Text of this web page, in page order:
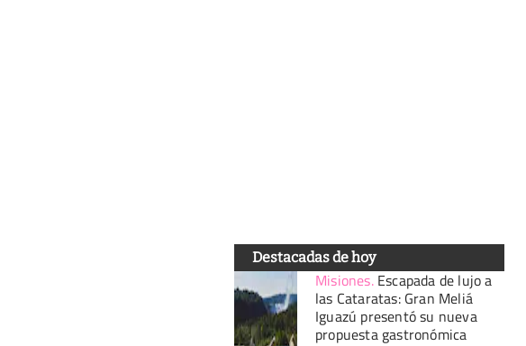
Destacadas de hoy
Misiones. Escapada de lujo a
las Cataratas: Gran Meliá
Iguazú presentó su nueva
propuesta gastronómica